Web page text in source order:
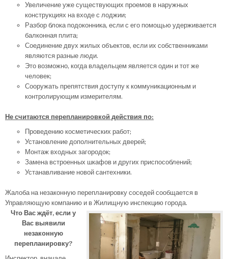
Увеличение уже существующих проемов в наружных
конструкциях на входе с лоджии;
Разбор блока подоконника, если с его помощью удерживается
балконная плита;
Соединение двух жилых объектов, если их собственниками
являются разные люди.
Это возможно, когда владельцем является один и тот же
человек;
Сооружать препятствия доступу к коммуникационным и
контролирующим измерителям.
Не считаются перепланировкой действия по:
Проведению косметических работ;
Установление дополнительных дверей;
Монтаж входных загородок;
Замена встроенных шкафов и других приспособлений;
Устанавливание новой сантехники.
Жалоба на незаконную перепланировку соседей сообщается в
Управляющую компанию и в Жилищную инспекцию города.
Что Вас ждёт, если у
Вас выявили
незаконную
перепланировку?